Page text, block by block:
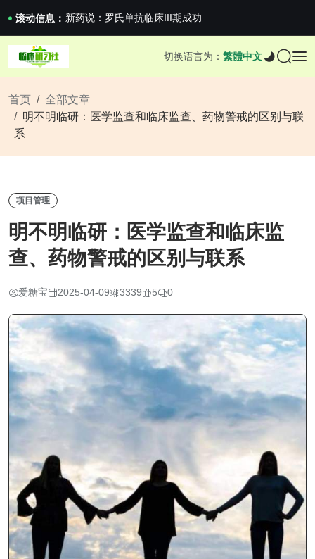
滚动信息： 新药说：罗氏单抗临床III期成功
新药说：哈佛大学：生男生女不是随机的，这样的...
国家药监局关于适用《E6（R3）：药物临床试...
沪上临研人：著名Global临床CRO在我国...
新药说：哈佛大学：生男生女不是随机的，这样的...
切换语言为： 繁體中文
首页
全部文章
明不明临研：医学监查和临床监查、药物警戒的区别与联
系
项目管理
明不明临研：医学监查和临床监
查、药物警戒的区别与联系
爱糖宝 2025-04-09 3339 5 0